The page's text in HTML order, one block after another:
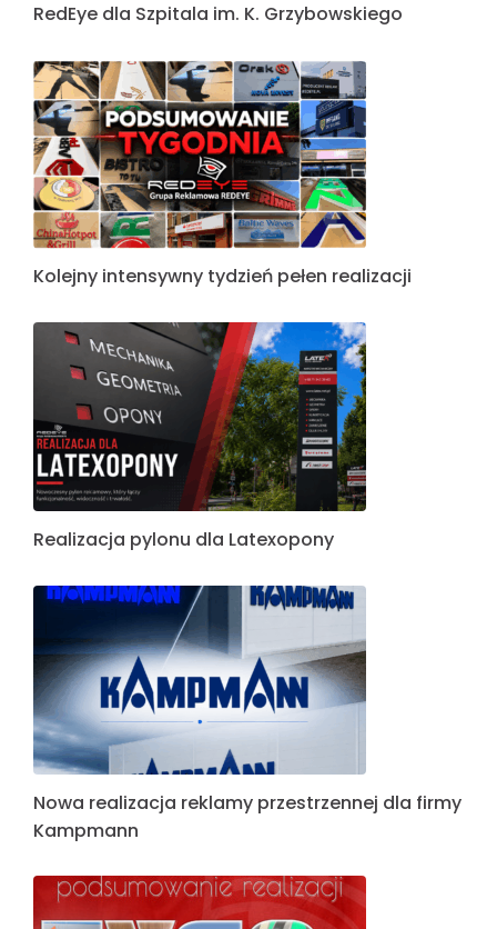
RedEye dla Szpitala im. K. Grzybowskiego
Kolejny intensywny tydzień pełen realizacji
Realizacja pylonu dla Latexopony
Nowa realizacja reklamy przestrzennej dla firmy
Kampmann